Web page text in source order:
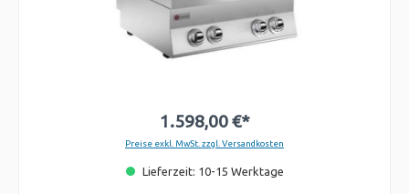
1.598,00 €*
Preise exkl. MwSt. zzgl. Versandkosten
Lieferzeit: 10-15 Werktage